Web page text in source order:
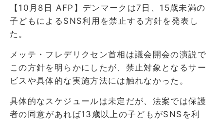
【10月8日 AFP】デンマークは7日、15歳未満の
子どもによるSNS利用を禁止する方針を発表し
た。
メッテ・フレデリクセン首相は議会開会の演説で
この方針を明らかにしたが、禁止対象となるサー
ビスや具体的な実施方法には触れなかった。
具体的なスケジュールは未定だが、法案では保護
者の同意があれば13歳以上の子どもがSNSを利